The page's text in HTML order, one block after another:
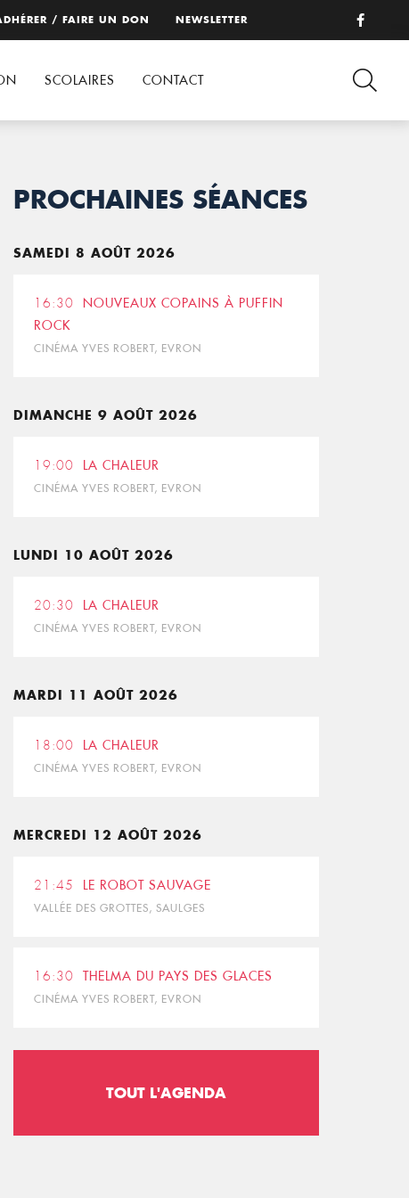
/ FAIRE UN DON NEWSLETTER
SCOLAIRES CONTACT
PROCHAINES SÉANCES
SAMEDI 8 AOÛT 2026
16:30
NOUVEAUX COPAINS À PUFFIN
ROCK
CINÉMA YVES ROBERT, EVRON
DIMANCHE 9 AOÛT 2026
19:00 LA CHALEUR
CINÉMA YVES ROBERT, EVRON
LUNDI 10 AOÛT 2026
20:30 LA CHALEUR
CINÉMA YVES ROBERT, EVRON
MARDI 11 AOÛT 2026
18:00 LA CHALEUR
CINÉMA YVES ROBERT, EVRON
MERCREDI 12 AOÛT 2026
21:45 LE ROBOT SAUVAGE
VALLÉE DES GROTTES, SAULGES
16:30 THELMA DU PAYS DES GLACES
CINÉMA YVES ROBERT, EVRON
TOUT L'AGENDA